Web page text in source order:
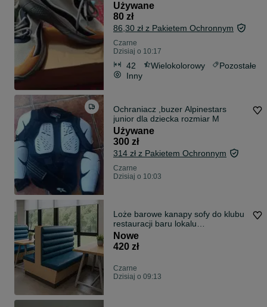
Używane
80 zł
86,30 zł z Pakietem Ochronnym
Czarne
Dzisiaj o 10:17
42 Wielokolorowy
Pozostałe
Inny
Ochraniacz ,buzer Alpinestars
junior dla dziecka rozmiar M
Używane
300 zł
314 zł z Pakietem Ochronnym
Czarne
Dzisiaj o 10:03
Loże barowe kanapy sofy do klubu
restauracji baru lokalu
PRODUCENT
Nowe
420 zł
Czarne
Dzisiaj o 09:13